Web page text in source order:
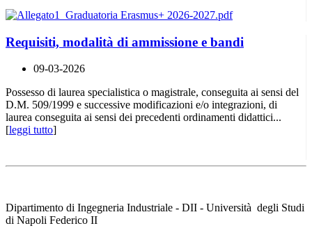
Requisiti, modalità di ammissione e bandi
09-03-2026
Possesso di laurea specialistica o magistrale, conseguita ai sensi del
D.M. 509/1999 e successive modificazioni e/o integrazioni, di
laurea conseguita ai sensi dei precedenti ordinamenti didattici...
[leggi tutto]
Dipartimento di Ingegneria Industriale - DII - Università degli Studi
di Napoli Federico II